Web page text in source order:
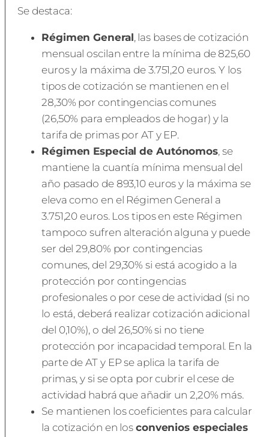
Se destaca:
Régimen General, las bases de cotización
mensual oscilan entre la mínima de 825,60
euros y la máxima de 3.751,20 euros. Y los
tipos de cotización se mantienen en el
28,30% por contingencias comunes
(26,50% para empleados de hogar) y la
tarifa de primas por AT y EP.
Régimen Especial de Autónomos, se
mantiene la cuantía mínima mensual del
año pasado de 893,10 euros y la máxima se
eleva como en el Régimen General a
3.751,20 euros. Los tipos en este Régimen
tampoco sufren alteración alguna y puede
ser del 29,80% por contingencias
comunes, del 29,30% si está acogido a la
protección por contingencias
profesionales o por cese de actividad (si no
lo está, deberá realizar cotización adicional
del 0,10%), o del 26,50% si no tiene
protección por incapacidad temporal. En la
parte de AT y EP se aplica la tarifa de
primas, y si se opta por cubrir el cese de
actividad habrá que añadir un 2,20% más.
Se mantienen los coeficientes para calcular
la cotización en los convenios especiales